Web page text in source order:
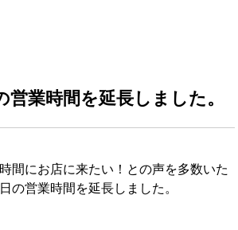
営業時間を延長しました。
間にお店に来たい！との声を多数いた
の営業時間を延長しました。